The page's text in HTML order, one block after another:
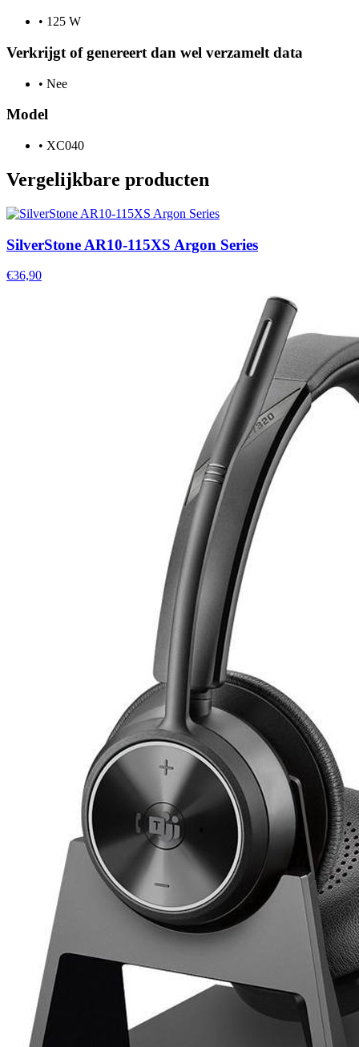
• 125 W
Verkrijgt of genereert dan wel verzamelt data
• Nee
Model
• XC040
Vergelijkbare producten
SilverStone AR10-115XS Argon Series
€36,90